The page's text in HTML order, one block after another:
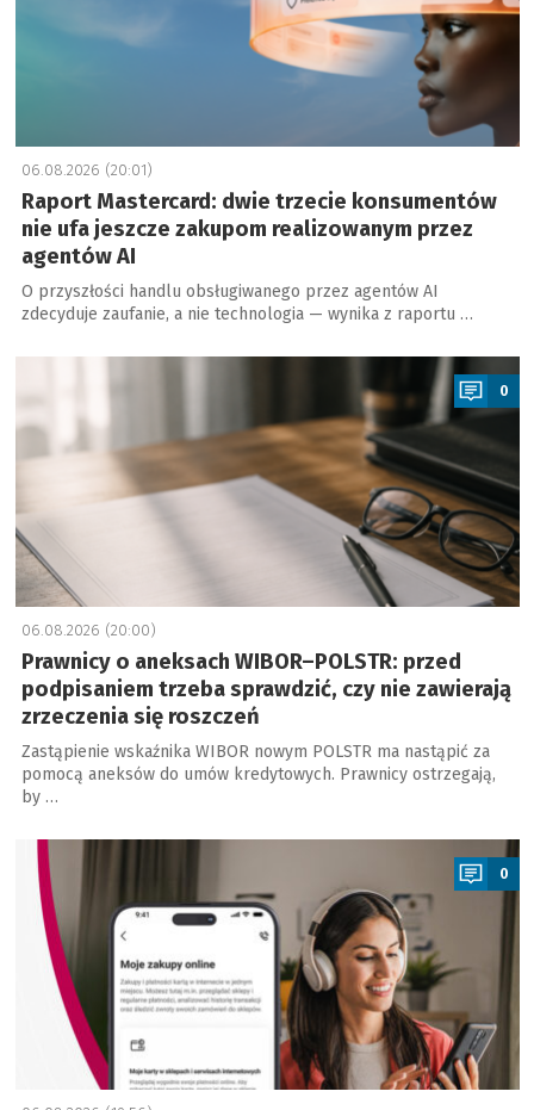
06.08.2026 (20:01)
Raport Mastercard: dwie trzecie konsumentów
nie ufa jeszcze zakupom realizowanym przez
agentów AI
O przyszłości handlu obsługiwanego przez agentów AI
zdecyduje zaufanie, a nie technologia — wynika z raportu …
a
0
06.08.2026 (20:00)
Prawnicy o aneksach WIBOR–POLSTR: przed
podpisaniem trzeba sprawdzić, czy nie zawierają
zrzeczenia się roszczeń
Zastąpienie wskaźnika WIBOR nowym POLSTR ma nastąpić za
pomocą aneksów do umów kredytowych. Prawnicy ostrzegają,
by …
0